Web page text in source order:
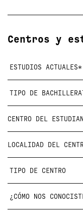
Centros y